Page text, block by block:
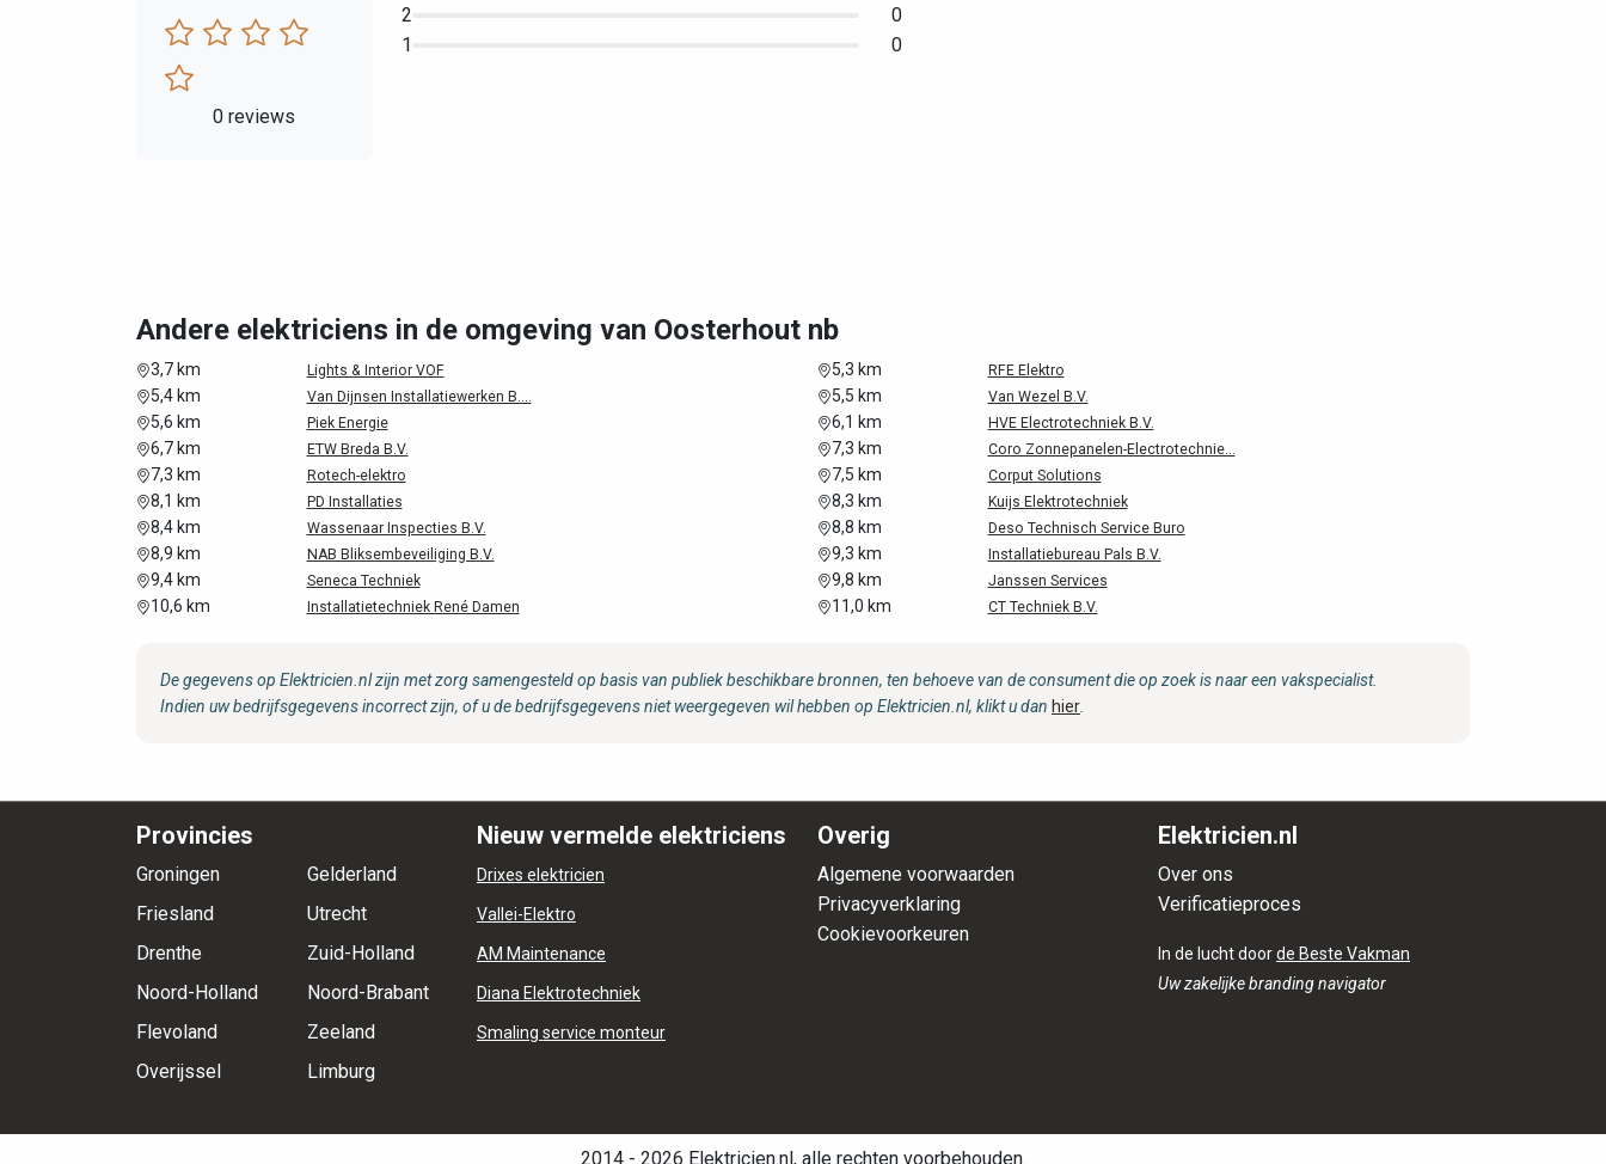
0 reviews
2
0
1
0
Andere elektriciens in de omgeving van Oosterhout nb
3,7 km Lights & Interior VOF 5,3 km RFE Elektro
5,4 km Van Dijnsen Installatiewerken B.... 5,5 km Van Wezel B.V.
5,6 km Piek Energie 6,1 km HVE Electrotechniek B.V.
6,7 km ETW Breda B.V. 7,3 km Coro Zonnepanelen-Electrotechnie...
7,3 km Rotech-elektro 7,5 km Corput Solutions
8,1 km PD Installaties 8,3 km Kuijs Elektrotechniek
8,4 km Wassenaar Inspecties B.V. 8,8 km Deso Technisch Service Buro
8,9 km NAB Bliksembeveiliging B.V. 9,3 km Installatiebureau Pals B.V.
9,4 km Seneca Techniek 9,8 km Janssen Services
10,6 km Installatietechniek René Damen 11,0 km CT Techniek B.V.
De gegevens op Elektricien.nl zijn met zorg samengesteld op basis van publiek beschikbare bronnen, ten behoeve van de consument die op zoek is naar een vakspecialist.
Indien uw bedrijfsgegevens incorrect zijn, of u de bedrijfsgegevens niet weergegeven wil hebben op Elektricien.nl, klikt u dan hier
Provincies
Groningen
Friesland
Drenthe
Noord-Holland
Flevoland
Overijssel
Gelderland
Utrecht
Zuid-Holland
Noord-Brabant
Zeeland
Limburg
Nieuw vermelde elektriciens
Drixes elektricien
Vallei-Elektro
AM Maintenance
Diana Elektrotechniek
Smaling service monteur
Overig
Algemene voorwaarden
Privacyverklaring
Cookievoorkeuren
Elektricien.nl
Over ons
Verificatieproces
In de lucht doorde Beste Vakman
Uw zakelijke branding navigator
2014 - 2026 Elektricien.nl, alle rechten voorbehouden.